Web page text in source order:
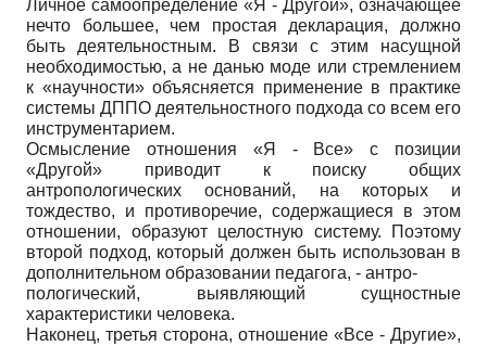
Личное самоопределение «Я - Другой», означающее
нечто большее, чем простая декларация, должно
быть деятельностным. В связи с этим насущной
необходимостью, а не данью моде или стремлением
к «научности» объясняется применение в практике
системы ДППО деятельностного подхода со всем его
инструментарием.
Осмысление отношения «Я - Все» с позиции
«Другой» приводит к поиску общих
антропологических оснований, на которых и
тождество, и противоречие, содержащиеся в этом
отношении, образуют целостную систему. Поэтому
второй подход, который должен быть использован в
дополнительном образовании педагога, - антро-
пологический, выявляющий сущностные
характеристики человека.
Наконец, третья сторона, отношение «Все - Другие»,